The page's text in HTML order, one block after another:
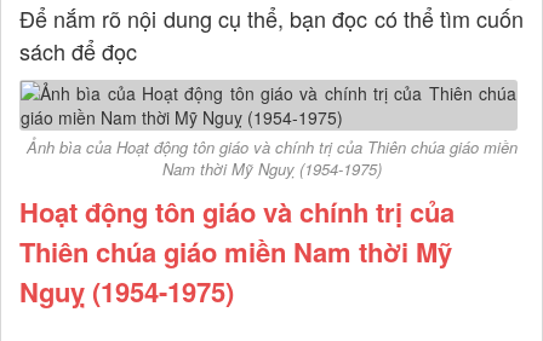
Để nắm rõ nội dung cụ thể, bạn đọc có thể tìm cuốn
sách để đọc
Ảnh bìa của Hoạt động tôn giáo và chính trị của Thiên chúa giáo miền
Nam thời Mỹ Nguỵ (1954-1975)
Hoạt động tôn giáo và chính trị của
Thiên chúa giáo miền Nam thời Mỹ
Nguỵ (1954-1975)